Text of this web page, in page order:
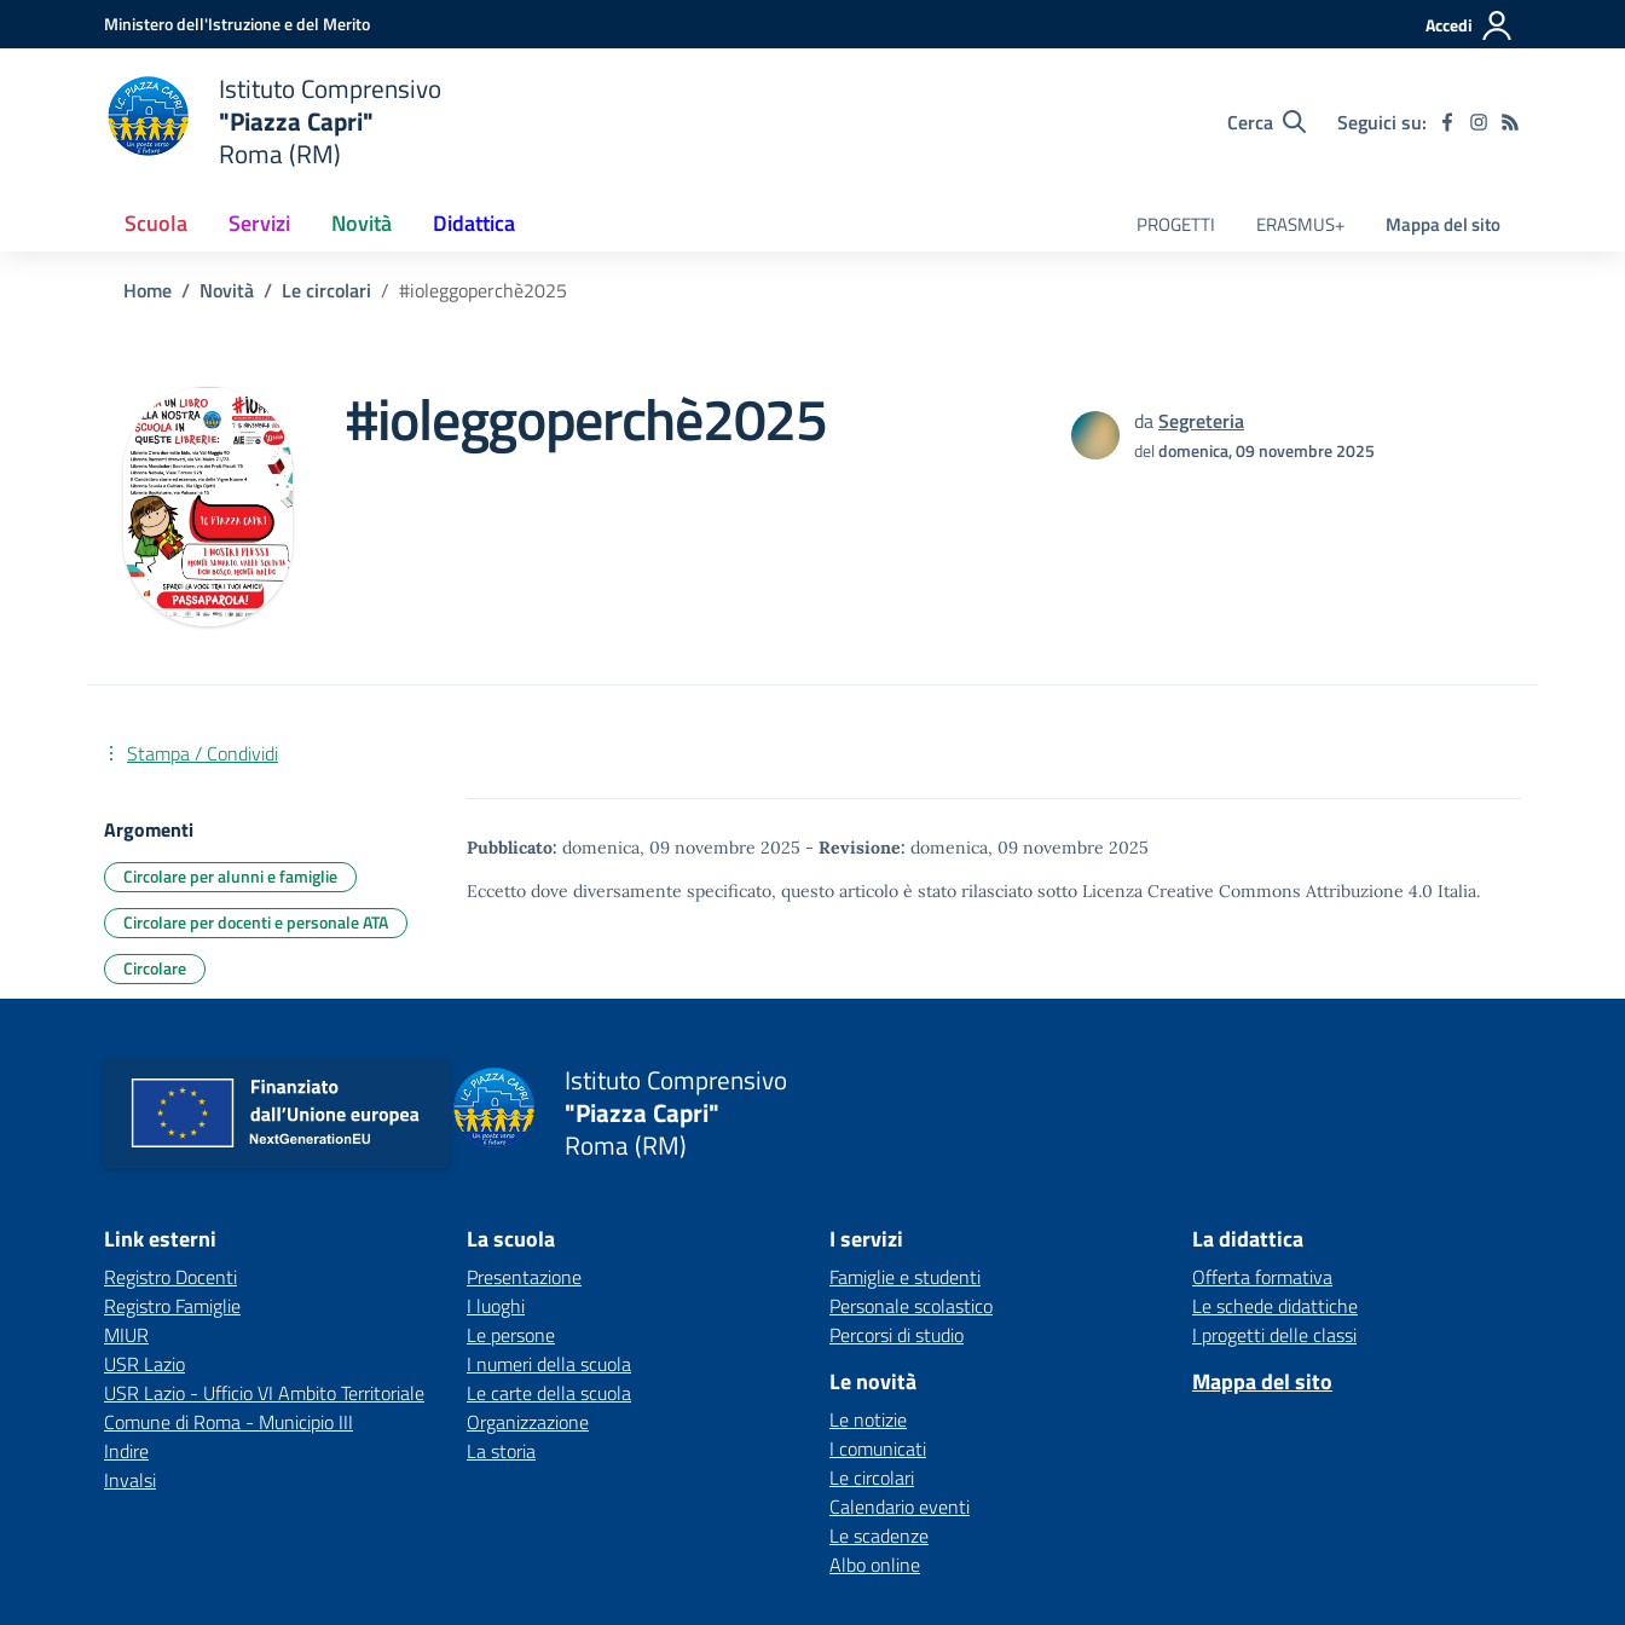
Vai ai contenuti
Vai al menu di navigazioneMinistero dell'Istruzione e del Merito Accedi
Istituto Comprensivo
"Piazza Capri"
Roma (RM)
Cerca Seguici su:
Scuola Servizi Novità Didattica PROGETTI ERASMUS+ Mappa del sito
Home Novità Le circolari #ioleggoperchè2025
#ioleggoperchè2025 daSegreteria
deldomenica, 09 novembre 2025
Pubblicato: domenica, 09 novembre 2025 - Revisione: domenica, 09 novembre 2025
Eccetto dove diversamente specificato, questo articolo è stato rilasciato sotto Licenza Creative Commons Attribuzione 4.0 Italia.
Stampa / Condividi
Argomenti
Circolare per alunni e famiglie
Circolare per docenti e personale ATA
Circolare
Istituto Comprensivo
"Piazza Capri"
Roma (RM)
Link esterni
Registro Docenti
Registro Famiglie
MIUR
USR Lazio
USR Lazio - Ufficio VI Ambito Territoriale
Comune di Roma - Municipio III
Indire
Invalsi
La scuola
Presentazione
I luoghi
Le persone
I numeri della scuola
Le carte della scuola
Organizzazione
La storia
I servizi
Famiglie e studenti
Personale scolastico
Percorsi di studio
Le novità
Le notizie
I comunicati
Le circolari
Calendario eventi
Le scadenze
Albo online
La didattica
Offerta formativa
Le schede didattiche
I progetti delle classi
Mappa del sito